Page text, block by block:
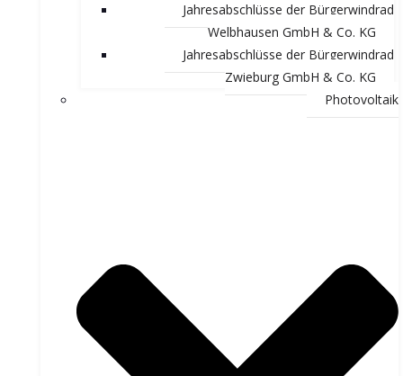
Jahresabschlüsse der Bürgerwindrad
Welbhausen GmbH & Co. KG
Jahresabschlüsse der Bürgerwindrad
Zwieburg GmbH & Co. KG
Photovoltaik